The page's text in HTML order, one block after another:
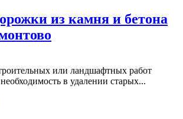
из камня и бетона
или ландшафтных работ
в удалении старых...